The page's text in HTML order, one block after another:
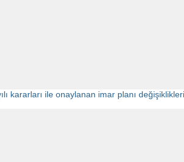
kararları ile onaylanan imar planı